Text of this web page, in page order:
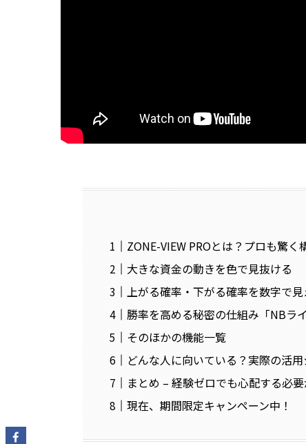
ZONE-VIEW PROとは？プロも驚く
大きな資金の動きを色で見抜ける
上がる確率・下がる確率を数字で
勝率を高める秘密の仕組み「NBラ
そのほかの機能一覧
どんな人に向いている？実際の活用
まとめ – 経験ゼロでも心配する必
現在、期間限定キャンペーン中！